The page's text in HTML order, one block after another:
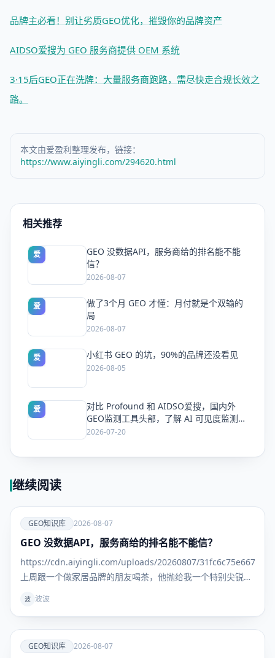
品牌主必看！别让劣质GEO优化，摧毁你的品牌资产
AIDSO爱搜为 GEO 服务商提供 OEM 系统
3·15后GEO正在洗牌：大量服务商跑路，需尽快走合规长效之
路。
本文由爱盈利整理发布，链接：
https://www.aiyingli.com/294620.html
相关推荐
爱
GEO 没数据API，服务商给的排名能不能
信？
2026-08-07
爱
做了3个月 GEO 才懂：月付就是个双输的
局
2026-08-07
爱 小红书 GEO 的坑，90%的品牌还没看见
2026-08-05
爱
对比 Profound 和 AIDSO爱搜，国内外
GEO监测工具头部，了解 AI 可见度监测全
方案
2026-07-20
继续阅读
爱
GEO知识
GEO知识库 2026-08-07
GEO 没数据API，服务商给的排名能不能信？
https://cdn.aiyingli.com/uploads/20260807/
上周跟一个做家居品牌的朋友喝茶，他抛给我一个特别尖锐的
样。更离谱
波 波波
爱
GEO知识库 2026-08-07